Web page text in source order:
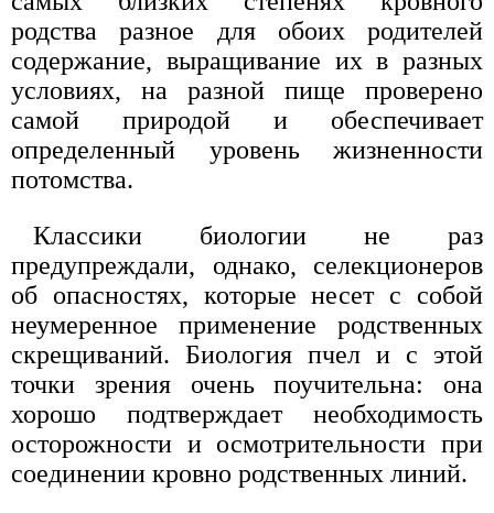
родства разное для обоих родителей
содержание, выращивание их в разных
условиях, на разной пище проверено
самой природой и обеспечивает
определенный уровень жизненности
потомства.
Классики биологии не раз
предупреждали, однако, селекционеров
об опасностях, которые несет с собой
неумеренное применение родственных
скрещиваний. Биология пчел и с этой
точки зрения очень поучительна: она
хорошо подтверждает необходимость
осторожности и осмотрительности при
соединении кровно родственных линий.